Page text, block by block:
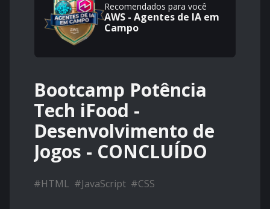
Recomendados para você
AWS - Agentes de IA em
Campo
Bootcamp Potência
Tech iFood -
Desenvolvimento de
Jogos - CONCLUÍDO
#HTML #JavaScript #CSS